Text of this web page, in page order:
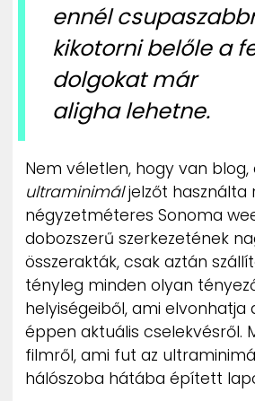
ennél
kikotorni belőle a
dolgokat már
aligha lehetne.
Nem véletlen, hogy van blog,
ultraminimáljelzőt használta
négyzetméteres Sonoma
dobozszerű szerkezetének
összerakták, csak aztán
tényleg minden olyan
helyiségeiből, ami elvonhatja
éppen aktuális cselekvésről.
filmről, ami fut az
hálószoba hátába épített